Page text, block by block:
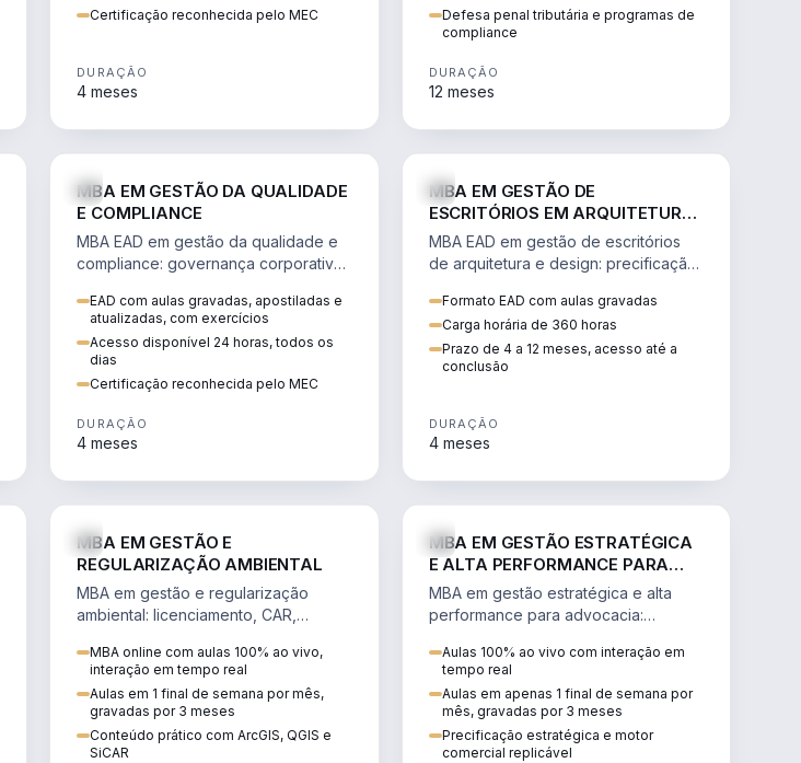
Certificação reconhecida pelo MEC
DURAÇÃO
4 meses
Defesa penal tributária e programas de
compliance
DURAÇÃO
12 meses
MBA EM GESTÃO DA QUALIDADE
E COMPLIANCE
MBA EAD em gestão da qualidade e
compliance: governança corporativa,
contínua e IA aplicada a processos.
EAD com aulas gravadas, apostiladas e
atualizadas, com exercícios
Acesso disponível 24 horas, todos os
dias
Certificação reconhecida pelo MEC
DURAÇÃO
4 meses
MBA EM GESTÃO DE
ESCRITÓRIOS EM ARQUITETURA
E DESIGN
MBA EAD em gestão de escritórios
de arquitetura e design: precificação,
gestão de equipes criativas.
Formato EAD com aulas gravadas
Carga horária de 360 horas
Prazo de 4 a 12 meses, acesso até a
conclusão
DURAÇÃO
4 meses
MBA EM GESTÃO E
REGULARIZAÇÃO AMBIENTAL
MBA em gestão e regularização
ambiental: licenciamento, CAR,
perícia ambiental com ArcGIS, QGIS e
SiCAR.
MBA online com aulas 100% ao vivo,
interação em tempo real
Aulas em 1 final de semana por mês,
gravadas por 3 meses
Conteúdo prático com ArcGIS, QGIS e
SiCAR
MBA EM GESTÃO ESTRATÉGICA
E ALTA PERFORMANCE PARA
ADVOCACIA
MBA em gestão estratégica e alta
performance para advocacia:
escalável, lucrativo e bem
precificado.
Aulas 100% ao vivo com interação em
tempo real
Aulas em apenas 1 final de semana por
mês, gravadas por 3 meses
Precificação estratégica e motor
comercial replicável